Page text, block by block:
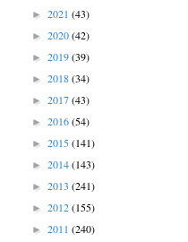
► 2021 (43)
► 2020(42)
► 2019(39)
► 2018(34)
► 2017(43)
► 2016(54)
► 2015(141)
► 2014(143)
► 2013 (241)
► 2012(155)
► 2011 (240)